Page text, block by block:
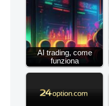
AI trading, come
funziona